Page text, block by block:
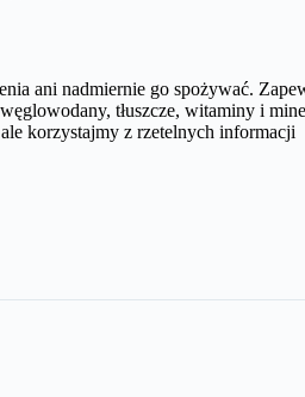
ani nadmiernie go spożywać.
tłuszcze, witaminy i
korzystajmy z rzetelnych informacji